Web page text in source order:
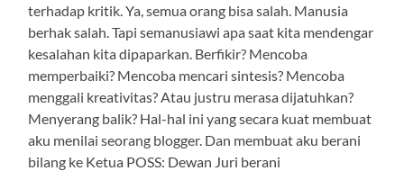
terhadap kritik. Ya, semua orang bisa salah. Manusia
berhak salah. Tapi semanusiawi apa saat kita mendengar
kesalahan kita dipaparkan. Berfikir? Mencoba
memperbaiki? Mencoba mencari sintesis? Mencoba
menggali kreativitas? Atau justru merasa dijatuhkan?
Menyerang balik? Hal-hal ini yang secara kuat membuat
aku menilai seorang blogger. Dan membuat aku berani
bilang ke Ketua POSS: Dewan Juri berani